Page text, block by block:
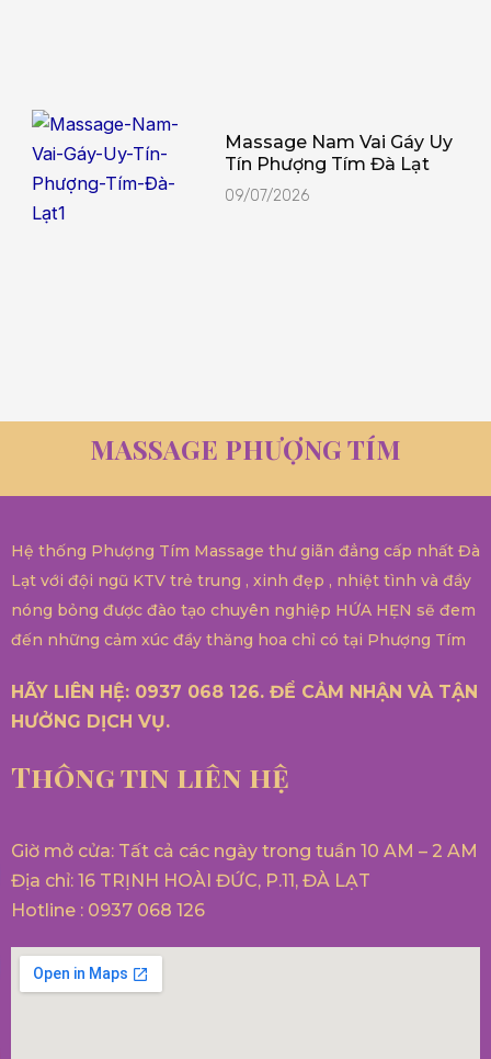
Massage Nam Vai Gáy Uy
Tín Phượng Tím Đà Lạt
09/07/2026
MASSAGE PHƯỢNG TÍM
Hệ thống Phượng Tím Massage thư giãn đẳng cấp nhất Đà
Lạt với đội ngũ KTV trẻ trung , xinh đẹp , nhiệt tình và đầy
nóng bỏng được đào tạo chuyên nghiệp HỨA HẸN sẽ đem
đến những cảm xúc đầy thăng hoa chỉ có tại Phượng Tím
HÃY LIÊN HỆ: 0937 068 126. ĐỂ CẢM NHẬN VÀ TẬN
HƯỞNG DỊCH VỤ.
Thông tin liên hệ
Giờ mở cửa: Tất cả các ngày trong tuần 10 AM – 2 AM
Địa chỉ: 16 TRỊNH HOÀI ĐỨC, P.11, ĐÀ LẠT
Hotline : 0937 068 126